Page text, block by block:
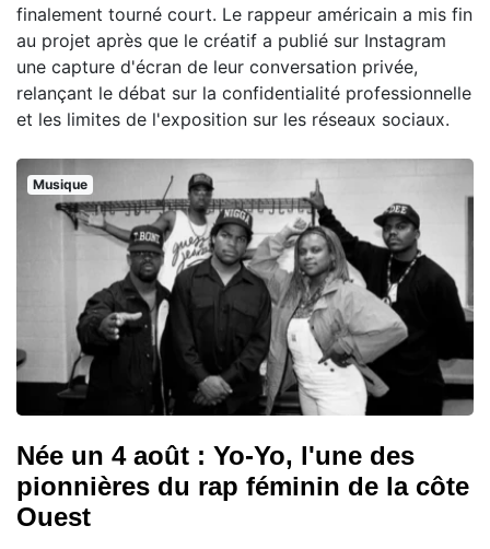
finalement tourné court. Le rappeur américain a mis fin
au projet après que le créatif a publié sur Instagram
une capture d'écran de leur conversation privée,
relançant le débat sur la confidentialité professionnelle
et les limites de l'exposition sur les réseaux sociaux.
Musique
Née un 4 août : Yo-Yo, l'une des
pionnières du rap féminin de la côte
Ouest